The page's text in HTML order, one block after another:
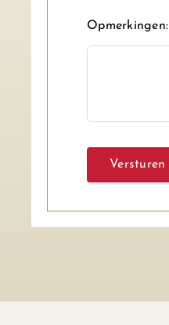
Opmerkingen:
Versturen